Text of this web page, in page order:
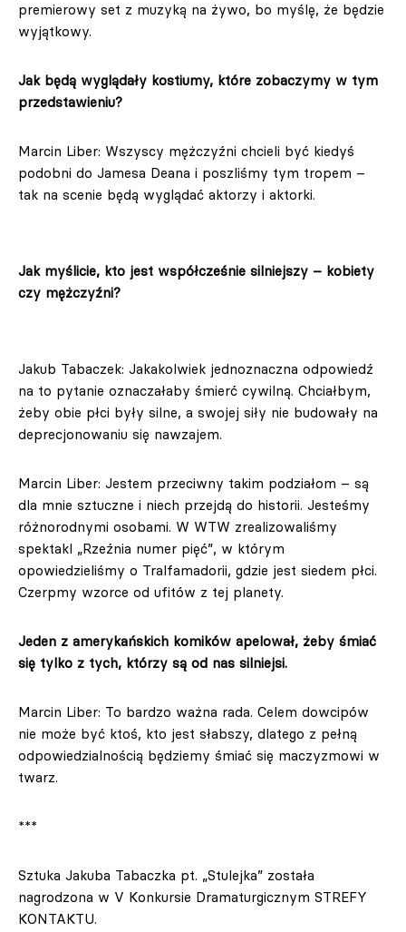
premierowy set z muzyką na żywo, bo myślę, że będzie
wyjątkowy.
Jak będą wyglądały kostiumy, które zobaczymy w tym
przedstawieniu?
Marcin Liber: Wszyscy mężczyźni chcieli być kiedyś
podobni do Jamesa Deana i poszliśmy tym tropem –
tak na scenie będą wyglądać aktorzy i aktorki.
Jak myślicie, kto jest współcześnie silniejszy – kobiety
czy mężczyźni?
Jakub Tabaczek: Jakakolwiek jednoznaczna odpowiedź
na to pytanie oznaczałaby śmierć cywilną. Chciałbym,
żeby obie płci były silne, a swojej siły nie budowały na
deprecjonowaniu się nawzajem.
Marcin Liber: Jestem przeciwny takim podziałom – są
dla mnie sztuczne i niech przejdą do historii. Jesteśmy
różnorodnymi osobami. W WTW zrealizowaliśmy
spektakl „Rzeźnia numer pięć”, w którym
opowiedzieliśmy o Tralfamadorii, gdzie jest siedem płci.
Czerpmy wzorce od ufitów z tej planety.
Jeden z amerykańskich komików apelował, żeby śmiać
się tylko z tych, którzy są od nas silniejsi.
Marcin Liber: To bardzo ważna rada. Celem dowcipów
nie może być ktoś, kto jest słabszy, dlatego z pełną
odpowiedzialnością będziemy śmiać się maczyzmowi w
twarz.
***
Sztuka Jakuba Tabaczka pt. „Stulejka” została
nagrodzona w V Konkursie Dramaturgicznym STREFY
KONTAKTU.